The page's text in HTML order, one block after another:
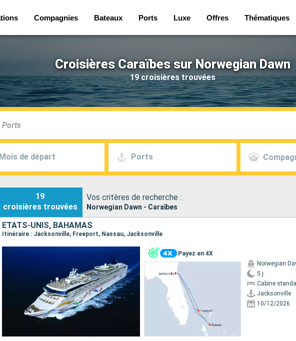
Compagnies Bateaux Ports Luxe Offres Thématiques
Croisières Caraïbes sur Norwegian Dawn
19 croisières trouvées
Mois de départ Ports
19
croisières trouvées
Vos critères de recherche :
Norwegian Dawn - Caraïbes
ÉTATS-UNIS, BAHAMAS
Itinéraire : Jacksonville, Freeport, Nassau, Jacksonville
Payez en 4X
Norwegian
5 j
Cabine
Jacksonville
10/12/2026